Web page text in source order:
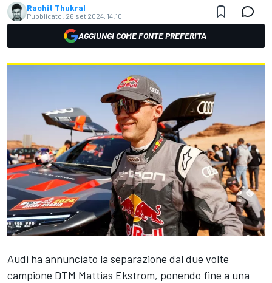
Rachit Thukral
Pubblicato: 26 set 2024, 14:10
AGGIUNGI COME FONTE PREFERITA
Audi ha annunciato la separazione dal due volte
campione DTM Mattias Ekstrom, ponendo fine a una